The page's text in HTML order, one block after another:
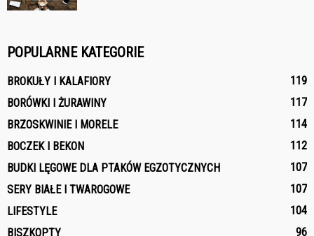
POPULARNE KATEGORIE
BROKUŁY I KALAFIORY
119
BORÓWKI I ŻURAWINY
117
BRZOSKWINIE I MORELE
114
BOCZEK I BEKON
112
BUDKI LĘGOWE DLA PTAKÓW EGZOTYCZNYCH
107
SERY BIAŁE I TWAROGOWE
107
LIFESTYLE
104
BISZKOPTY
96